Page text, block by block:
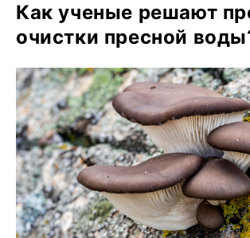
Как ученые решают
очистки пресной